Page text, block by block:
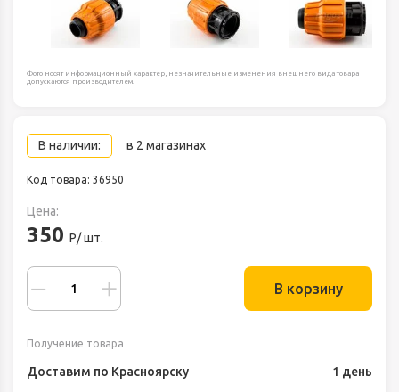
Фото носят информационный характер, незначительные изменения внешнего вида товара
допускаются производителем.
В наличии: в 2 магазинах
Код товара: 36950
Цена:
350 Р/ шт.
В корзину
Получение товара
Доставим по Красноярску
1 день